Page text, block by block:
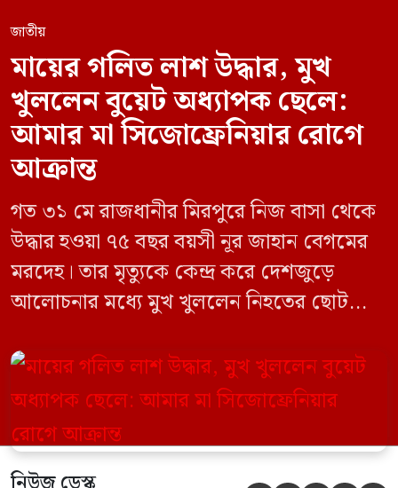
জাতীয়
মায়ের গলিত লাশ উদ্ধার, মুখ
খুললেন বুয়েট অধ্যাপক ছেলে:
আমার মা সিজোফ্রেনিয়ার রোগে
আক্রান্ত
গত ৩১ মে রাজধানীর মিরপুরে নিজ বাসা থেকে
উদ্ধার হওয়া ৭৫ বছর বয়সী নূর জাহান বেগমের
মরদেহ। তার মৃত্যুকে কেন্দ্র করে দেশজুড়ে
আলোচনার মধ্যে মুখ খুললেন নিহতের ছোট
(বুয়েট) অধ্যাপক একেএম আশিকুর রহমান।
তিনি পরিবারের বিরুদ্ধে ছড়ানো বিভিন্ন তথ্যকে
মিথ্যা বলে দাবি করেছেন। বুধবার (৩ জুন)
গণমাধ্যমে দেওয়া বক্তব্যে তিনি এই […]